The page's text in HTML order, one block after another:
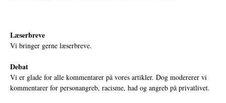
Læserbreve
Vi bringer gerne læserbreve.
Debat
Vi er glade for alle kommentarer på vores artikler. Dog modererer vi
kommentarer for personangreb, racisme, had og angreb på privatlivet.